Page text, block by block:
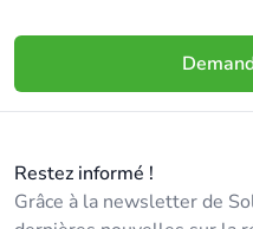
Restez informé !
Grâce à la newsletter de